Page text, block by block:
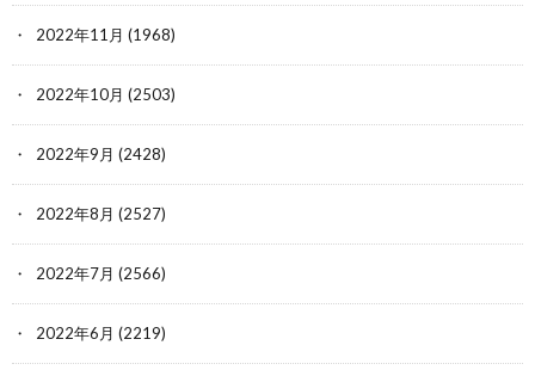
2022年11月 (1968)
2022年10月 (2503)
2022年9月 (2428)
2022年8月 (2527)
2022年7月 (2566)
2022年6月 (2219)